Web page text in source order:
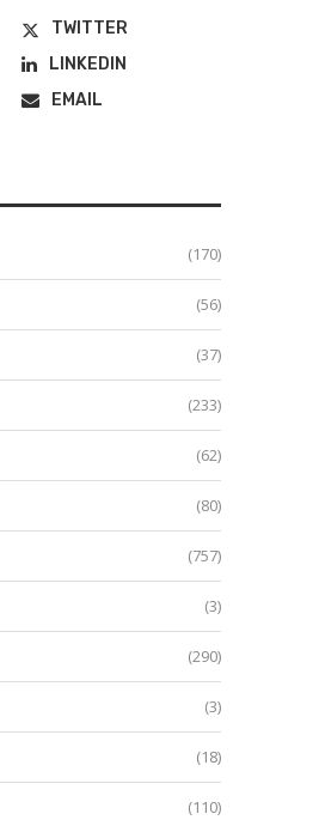
TWITTER
LINKEDIN
EMAIL
(170)
(56)
(37)
(233)
(62)
(80)
(757)
(3)
(290)
(3)
(18)
(110)